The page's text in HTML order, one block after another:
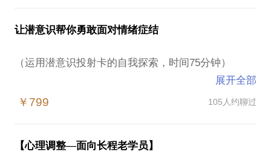
我认为，一个人如何、何时成长，取决于Ta思考成长
的精神底色。很多时候，人罗列出的客观限制，只是
其内心匮乏感的映射与呈现。就像我的一位来访者，
身边的每样东西都静止不动。而她咨询的议题，正是
控感依旧不会自行消失。
作为一名一直以来关注“焦虑情绪处理”的职业规划
师、心理咨询师，我相信“职场困境”带给我们的焦虑
情绪总是有来源和出口的。往往越是在内心崩塌的时
候，不回避的找个人聊聊，稳住焦虑、厘清思绪，才
是发生在心理层面的。
现代生活中的人们很容易遇到各种焦虑、抑郁、不确
解，向外寻求专业支持和帮助，心理咨询师恰恰是这
样的普通人。当你的情绪困扰对你的生活和工作造成
让潜意识帮你勇敢面对情绪症结
（运用潜意识投射卡的自我探索，时间75分钟）
心的混乱。我们的情绪会突然不受控制，或者坚持把
佛存在着另一个触摸不到的自己，只因长久以来它难
以被现实照见。
展开全部
￥799 105人约聊过
【心理调整—面向长程老学员】